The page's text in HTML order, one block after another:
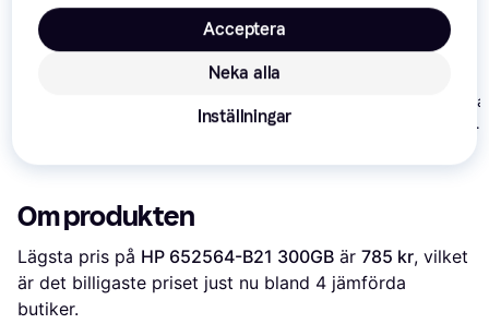
HP 600GB / SAS /
15000rpm
(516828-B21)
4
Toshiba MK1059GSM
1TB
Western Digital
320GB
Om produkten
Lägsta pris på HP 652564-B21 300GB är 785 kr, vilket
är det billigaste priset just nu bland 4 jämförda
butiker.
Neka alla
Acceptera
Inställningar